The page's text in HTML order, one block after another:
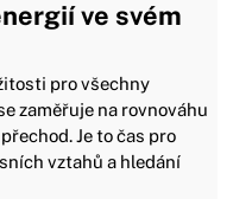
ve svém
pro všechny
zaměřuje na rovnováhu
Je to čas pro
vztahů a hledání